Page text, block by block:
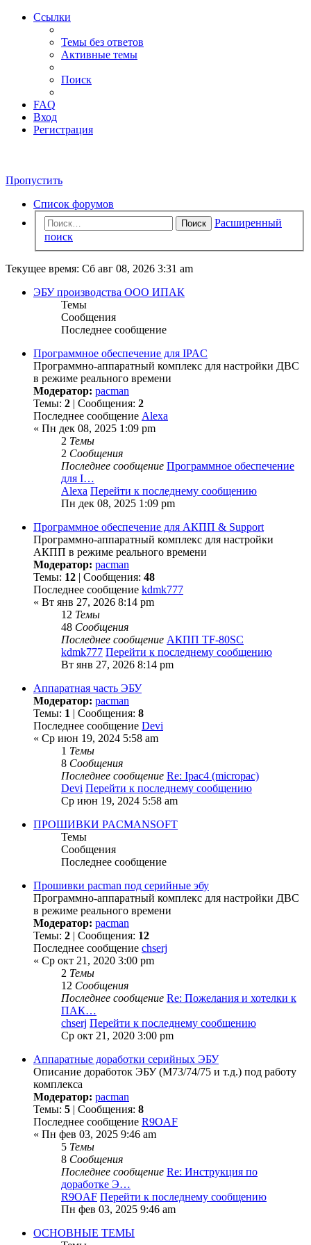
Ссылки
Темы без ответов
Активные темы
Поиск
FAQ
Вход
Регистрация
Пропустить
Список форумов
Поиск
Расширенный
поиск
Текущее время: Сб авг 08, 2026 3:31 am
ЭБУ производства ООО ИПАК
Темы
Сообщения
Последнее сообщение
Программное обеспечение для IPAC
Программно-аппаратный комплекс для настройки ДВС
в режиме реального времени
Модератор: pacman
Темы: 2 | Сообщения: 2
Последнее сообщение Alexa
« Пн дек 08, 2025 1:09 pm
2 Темы
2 Сообщения
Последнее сообщение Программное обеспечение
для I…
Alexa Перейти к последнему сообщению
Пн дек 08, 2025 1:09 pm
Программное обеспечение для АКПП & Support
Программно-аппаратный комплекс для настройки
АКПП в режиме реального времени
Модератор: pacman
Темы: 12 | Сообщения: 48
Последнее сообщение kdmk777
« Вт янв 27, 2026 8:14 pm
12 Темы
48 Сообщения
Последнее сообщение АКПП TF-80SC
kdmk777 Перейти к последнему сообщению
Вт янв 27, 2026 8:14 pm
Аппаратная часть ЭБУ
Модератор: pacman
Темы: 1 | Сообщения: 8
Последнее сообщение Devi
« Ср июн 19, 2024 5:58 am
1 Темы
8 Сообщения
Последнее сообщение Re: Ipac4 (micropac)
Devi Перейти к последнему сообщению
Ср июн 19, 2024 5:58 am
ПРОШИВКИ PACMANSOFT
Темы
Сообщения
Последнее сообщение
Прошивки pacman под серийные эбу
Программно-аппаратный комплекс для настройки ДВС
в режиме реального времени
Модератор: pacman
Темы: 2 | Сообщения: 12
Последнее сообщение chserj
« Ср окт 21, 2020 3:00 pm
2 Темы
12 Сообщения
Последнее сообщение Re: Пожелания и хотелки к
ПАК…
chserj Перейти к последнему сообщению
Ср окт 21, 2020 3:00 pm
Аппаратные доработки серийных ЭБУ
Описание доработок ЭБУ (М73/74/75 и т.д.) под работу
комплекса
Модератор: pacman
Темы: 5 | Сообщения: 8
Последнее сообщение R9OAF
« Пн фев 03, 2025 9:46 am
5 Темы
8 Сообщения
Последнее сообщение Re: Инструкция по
доработке Э…
R9OAF Перейти к последнему сообщению
Пн фев 03, 2025 9:46 am
ОСНОВНЫЕ ТЕМЫ